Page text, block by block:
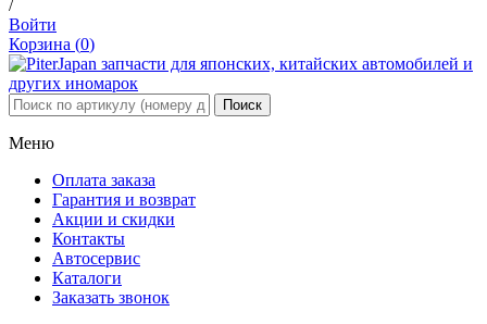
/
Войти
Корзина (0)
Меню
Оплата заказа
Гарантия и возврат
Акции и скидки
Контакты
Автосервис
Каталоги
Заказать звонок